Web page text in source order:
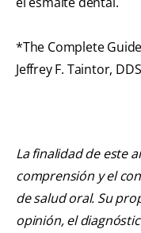
*The Complete
Jeffrey F. Taintor,
La finalidad de este
comprensión y el
de salud oral. Su
opinión, el